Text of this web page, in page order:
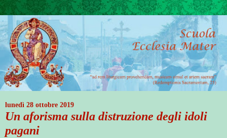
lunedì 28 ottobre 2019
Un aforisma sulla distruzione degli idoli
pagani